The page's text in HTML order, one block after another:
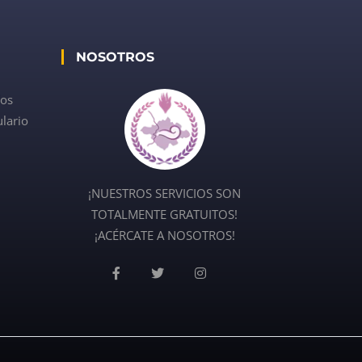
NOSOTROS
¡NUESTROS SERVICIOS SON
TOTALMENTE GRATUITOS!
¡ACÉRCATE A NOSOTROS!